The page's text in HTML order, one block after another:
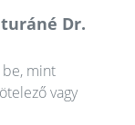
Dr.
be, mint
vagy